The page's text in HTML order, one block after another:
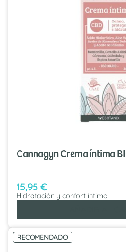
Cannagyn Crema íntima
15,95 €
Hidratación y confort íntimo
RECOMENDADO